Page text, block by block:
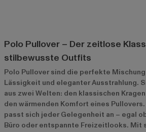
Polo Pullover – Der zeitlose
stilbewusste Outfits
Polo Pullover sind die perfekte
Lässigkeit und eleganter Ausstrahlung.
aus zwei Welten: den klassischen
den wärmenden Komfort eines
passt sich jeder Gelegenheit an – egal
Büro oder entspannte Freizeitlooks. Mit